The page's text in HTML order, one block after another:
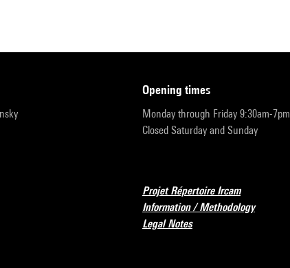
opening times
Monday through Friday 9:30am-7pm
Closed Saturday and Sunday
Projet Répertoire Ircam
Information / Methodology
Legal Notes